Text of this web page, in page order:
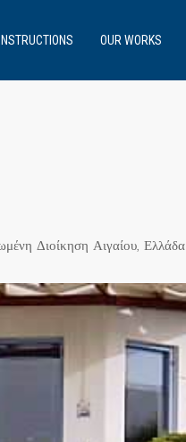
OUR WORKS
Διοίκηση Αιγαίου, Ελλάδα